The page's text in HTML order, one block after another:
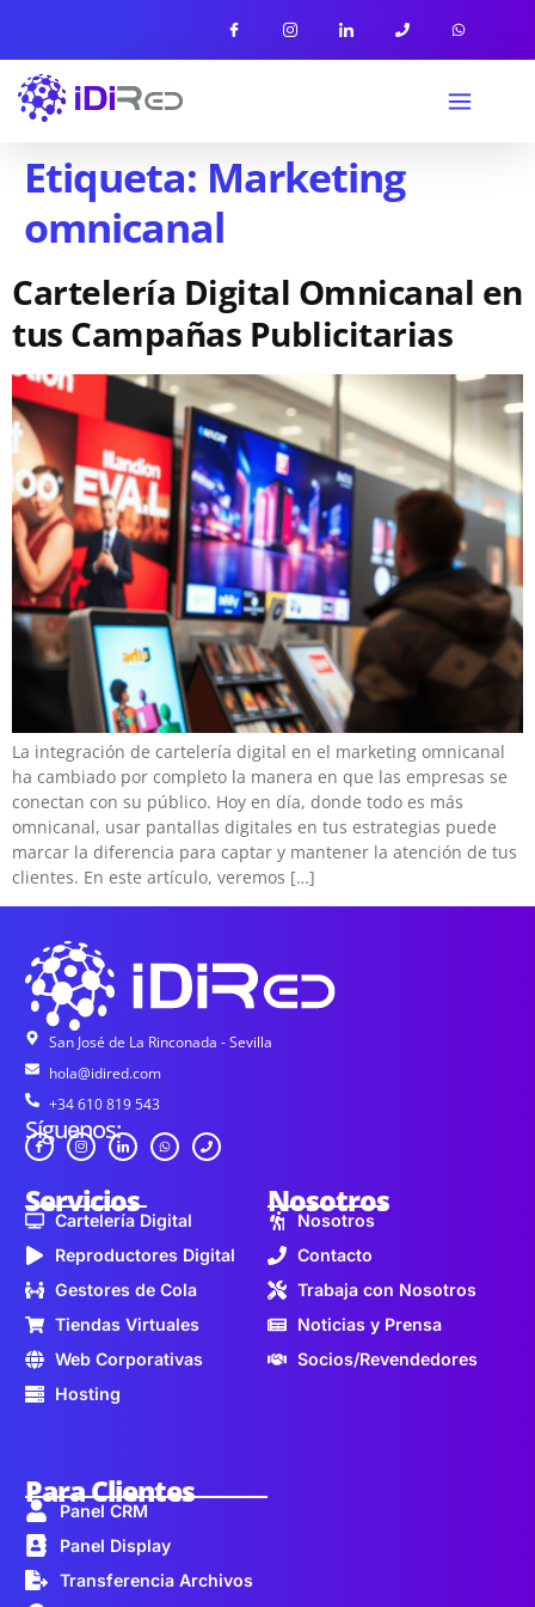
Etiqueta: Marketing
omnicanal
Cartelería Digital Omnicanal en
tus Campañas Publicitarias
La integración de cartelería digital en el marketing omnicanal
ha cambiado por completo la manera en que las empresas se
conectan con su público. Hoy en día, donde todo es más
omnicanal, usar pantallas digitales en tus estrategias puede
marcar la diferencia para captar y mantener la atención de tus
clientes. En este artículo, veremos […]
San José de La Rinconada - Sevilla
hola@idired.com
+34 610 819 543
Síguenos:
Servicios
Cartelería Digital
Reproductores Digital
Gestores de Cola
Tiendas Virtuales
Web Corporativas
Hosting
Nosotros
Nosotros
Contacto
Trabaja con Nosotros
Noticias y Prensa
Socios/Revendedores
Para Clientes
Panel CRM
Panel Display
Transferencia Archivos